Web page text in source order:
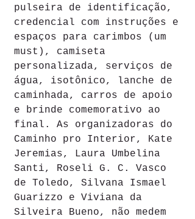
pulseira de identificação,
credencial com instruções e
espaços para carimbos (um
must), camiseta
personalizada, serviços de
água, isotônico, lanche de
caminhada, carros de apoio
e brinde comemorativo ao
final. As organizadoras do
Caminho pro Interior, Kate
Jeremias, Laura Umbelina
Santi, Roseli G. C. Vasco
de Toledo, Silvana Ismael
Guarizzo e Viviana da
Silveira Bueno, não medem